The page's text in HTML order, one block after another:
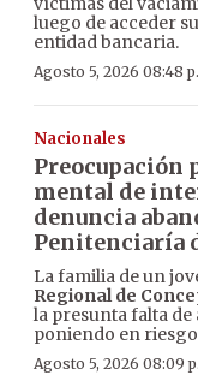
luego de acceder
entidad bancaria.
Agosto 5, 2026 08:48
Nacionales
Preocupación
mental de
denuncia
Penitenciaría
La familia de un
Regional de
la presunta falta
poniendo en
Agosto 5, 2026 08:09